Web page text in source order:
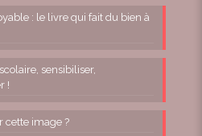
: le livre qui fait du bien à
sensibiliser,
!
cette image ?